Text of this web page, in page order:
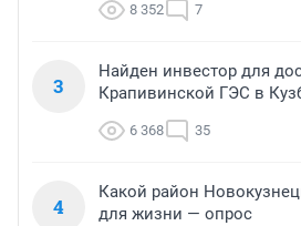
8 352 7
3
Найден инвестор для
Крапивинской ГЭС в
6 368 35
4
Какой район
для жизни — опрос